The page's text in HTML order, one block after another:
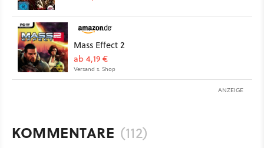
Mass Effect 2
ab 4,19 €
Versand s. Shop
ANZEIGE
KOMMENTARE (112)